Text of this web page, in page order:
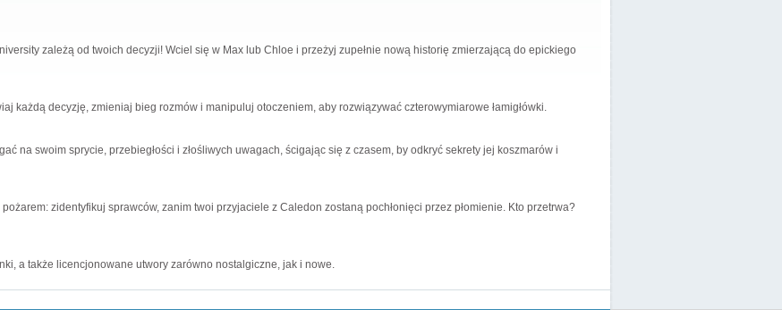
zależą od twoich decyzji! Wciel się w Max lub Chloe i przeżyj zupełnie nową historię zmierzającą do epickiego
każdą decyzję, zmieniaj bieg rozmów i manipuluj otoczeniem, aby rozwiązywać czterowymiarowe łamigłówki.
na swoim sprycie, przebiegłości i złośliwych uwagach, ścigając się z czasem, by odkryć sekrety jej koszmarów i
zidentyfikuj sprawców, zanim twoi przyjaciele z Caledon zostaną pochłonięci przez płomienie. Kto przetrwa?
a także licencjonowane utwory zarówno nostalgiczne, jak i nowe.